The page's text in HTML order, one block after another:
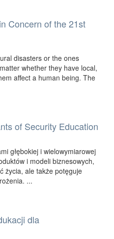
Concern of the 21st
disasters or the ones
whether they have local,
affect a human being. The
of Security Education
głębokiej i wielowymiarowej
i modeli biznesowych,
życia, ale także potęguje
...
dla